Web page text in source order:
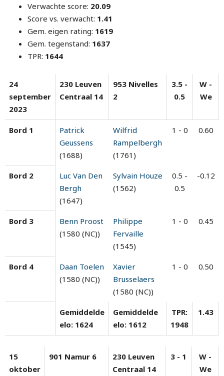
Verwachte score: 20.09
Score vs. verwacht: 1.41
Gem. eigen rating: 1619
Gem. tegenstand: 1637
TPR: 1644
24
september
2023
230 Leuven
Centraal 14
953 Nivelles
2
3.5 -
0.5
W -
We
Bord 1
Patrick
Geussens
(1688)
Wilfrid
Rampelbergh
(1761)
1 - 0 0.60
Bord 2
Luc Van Den
Bergh
(1647)
Sylvain Houze
(1562)
0.5 -
0.5
-0.12
Bord 3
Benn Proost
(1580 (NC))
Philippe
Fervaille
(1545)
1 - 0 0.45
Bord 4
Daan Toelen
(1580 (NC))
Xavier
Brusselaers
(1580 (NC))
1 - 0 0.50
Gemiddelde
elo: 1624
Gemiddelde
elo: 1612
TPR:
1948
1.43
15
oktober
901 Namur 6
230 Leuven
Centraal 14
3 - 1
W -
We